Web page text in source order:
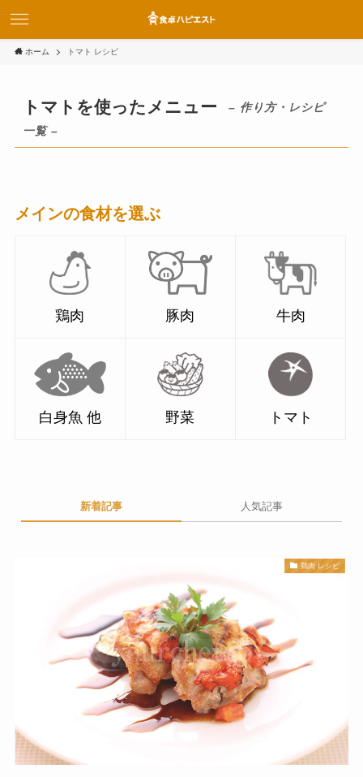
ホーム トマト レシピ
トマトを使ったメニュー
– 作り方・レシピ
一覧 –
メインの食材を選ぶ
鶏肉 豚肉 牛肉
白身魚 他 野菜 トマト
新着記事 人気記事
鶏肉 レシピ